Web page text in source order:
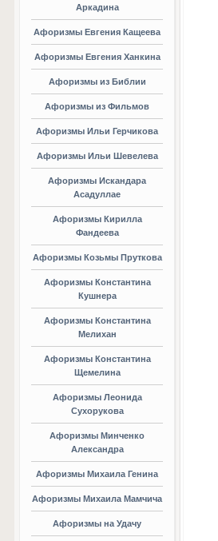
Аркадина
Афоризмы Евгения Кащеева
Афоризмы Евгения Ханкина
Афоризмы из Библии
Афоризмы из Фильмов
Афоризмы Ильи Герчикова
Афоризмы Ильи Шевелева
Афоризмы Искандара
Асадуллае
Афоризмы Кирилла
Фандеева
Афоризмы Козьмы Пруткова
Афоризмы Константина
Кушнера
Афоризмы Константина
Мелихан
Афоризмы Константина
Щемелина
Афоризмы Леонида
Сухорукова
Афоризмы Минченко
Александра
Афоризмы Михаила Генина
Афоризмы Михаила Мамчича
Афоризмы на Удачу